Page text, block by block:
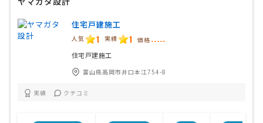
住宅戸建施工
人気 1 実績 1 価格 -----
住宅戸建施工
富山県高岡市井口本江754-8
実績 クチコミ